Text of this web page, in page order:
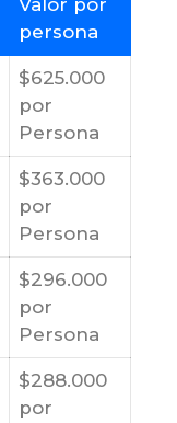
Valor por
persona
$625.000
por
Persona
$363.000
por
Persona
$296.000
por
Persona
$288.000
por